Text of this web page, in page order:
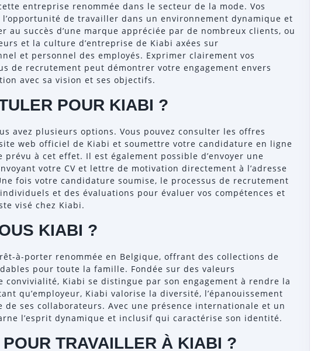
entreprise renommée dans le secteur de la mode. Vos
de travailler dans un environnement dynamique et
au succès d’une marque appréciée par de nombreux clients, ou
et la culture d’entreprise de Kiabi axées sur
et personnel des employés. Exprimer clairement vos
de recrutement peut démontrer votre engagement envers
avec sa vision et ses objectifs.
POUR KIABI ?
avez plusieurs options. Vous pouvez consulter les offres
web officiel de Kiabi et soumettre votre candidature en ligne
à cet effet. Il est également possible d’envoyer une
votre CV et lettre de motivation directement à l’adresse
fois votre candidature soumise, le processus de recrutement
et des évaluations pour évaluer vos compétences et
visé chez Kiabi.
KIABI ?
à-porter renommée en Belgique, offrant des collections de
pour toute la famille. Fondée sur des valeurs
convivialité, Kiabi se distingue par son engagement à rendre la
qu’employeur, Kiabi valorise la diversité, l’épanouissement
ses collaborateurs. Avec une présence internationale et un
l’esprit dynamique et inclusif qui caractérise son identité.
TRAVAILLER À KIABI ?